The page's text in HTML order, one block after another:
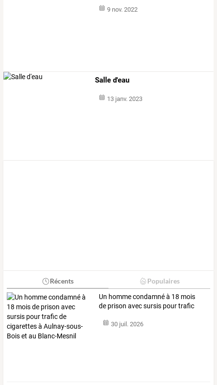
9 nov. 2022
Salle d'eau
13 janv. 2023
Récents Populaires
Un hommecondamnéà 18 mois
de prison avecsursis pourtrafic
30 juil. 2026